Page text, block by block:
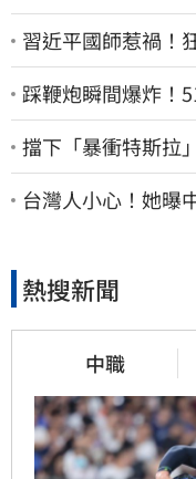
習近平國師惹禍！
踩鞭炮瞬間爆炸
擋下「暴衝特斯拉
他社群擁1.4萬追蹤
台灣人小心！她曝
熱搜新聞
中職